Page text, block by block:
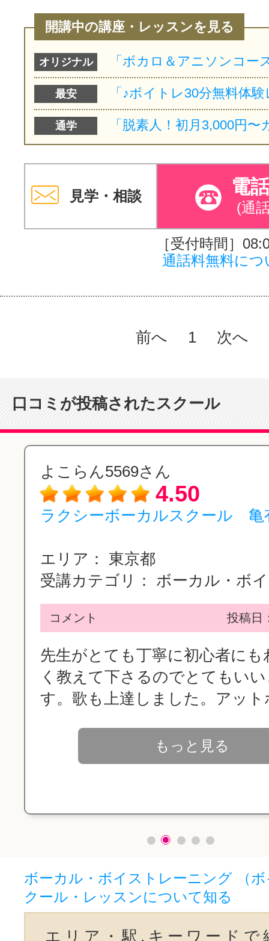
開講中の講座・レッスンを見る
オリジナル
最安
通学
見学・相談 電
(通
［受付時間］
通話料無料につ
前へ 1 次へ
口コミが投稿されたスクール
らん5569さん
4.50
シーボーカルスクール 亀有
ア： 東京都
カテゴリ： ボーカル・ボイスト...
投稿日：2015/12/
がとても丁寧に初心者にもわかり
えて下さるのでとてもいいと思い
歌も上達しました。アットホ...
もっと見る
ボーカル・ボイストレーニング （
クール・レッスンについて知る
エリア・駅,キーワードで